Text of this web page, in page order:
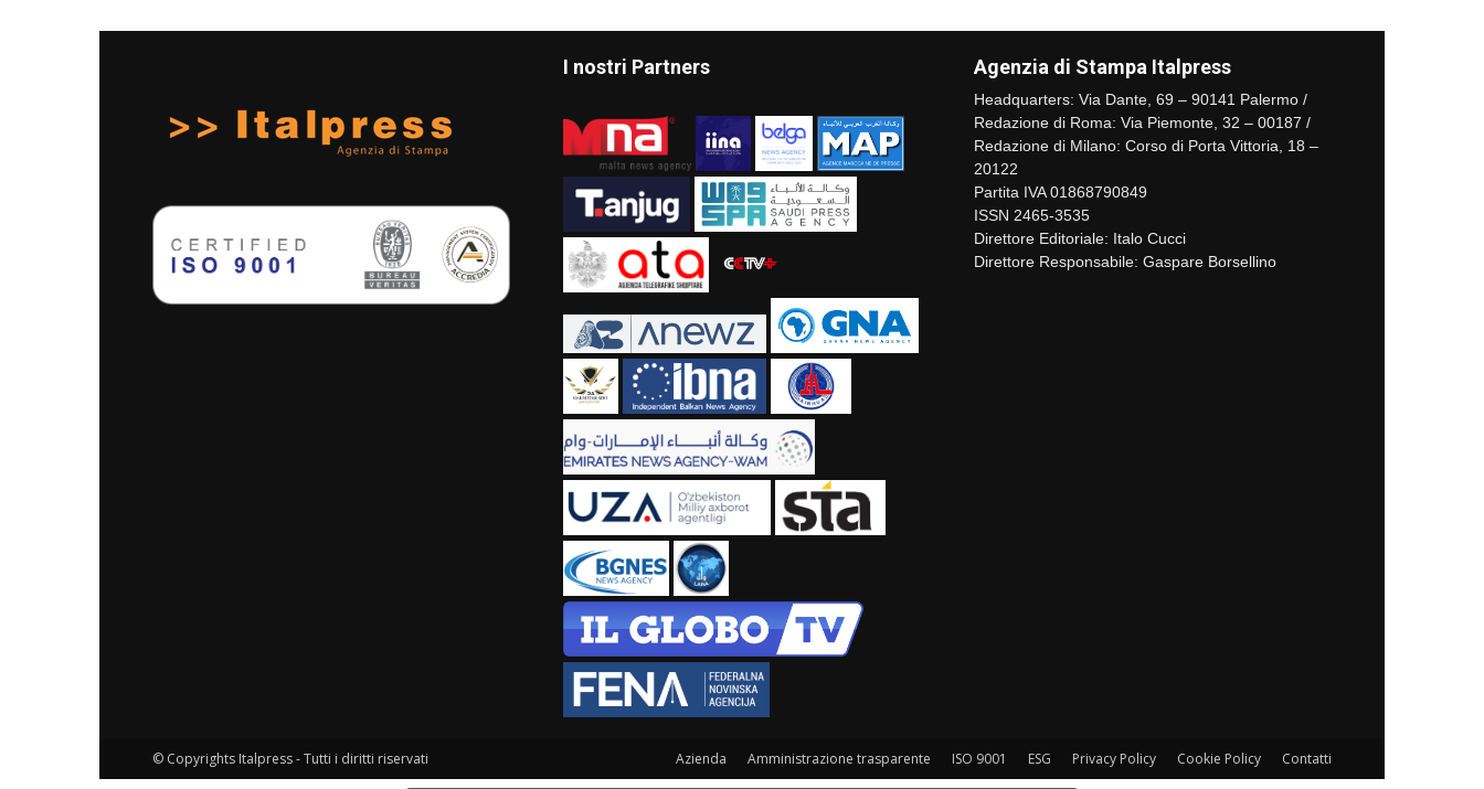
I nostri Partners Agenzia di Stampa Italpress
Headquarters: Via Dante, 69 – 90141 Palermo /
Redazione di Roma: Via Piemonte, 32 – 00187 /
Redazione di Milano: Corso di Porta Vittoria, 18 –
20122
Partita IVA 01868790849
ISSN 2465-3535
Direttore Editoriale: Italo Cucci
Direttore Responsabile: Gaspare Borsellino
Azienda Amministrazione trasparente ISO 9001 ESG Privacy Policy Cookie Policy Contatti
© Copyrights Italpress - Tutti i diritti riservati